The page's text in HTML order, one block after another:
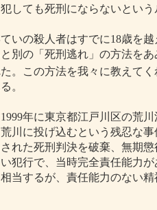
しても死刑にならないとい
いの殺人者はすでに18歳を
別の「死刑逃れ」の方法を
。この方法を我々に教えてく
。
年に東京都江戸川区の荒
川に投げ込むという残忍な
れた死刑判決を破棄、無期
犯行で、当時完全責任能力
相当するが、責任能力のない